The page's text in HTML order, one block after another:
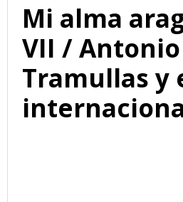
Mi alma
VII / Antonio
Tramullas y